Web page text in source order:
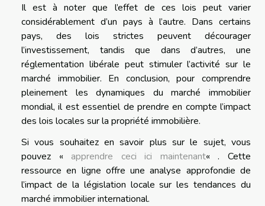
Il est à noter que l’effet de ces lois peut varier
considérablement d’un pays à l’autre. Dans certains
pays, des lois strictes peuvent décourager
l’investissement, tandis que dans d’autres, une
réglementation libérale peut stimuler l’activité sur le
marché immobilier. En conclusion, pour comprendre
pleinement les dynamiques du marché immobilier
mondial, il est essentiel de prendre en compte l’impact
des lois locales sur la propriété immobilière.
Si vous souhaitez en savoir plus sur le sujet, vous
pouvez «apprendre ceci ici maintenant« . Cette
ressource en ligne offre une analyse approfondie de
l’impact de la législation locale sur les tendances du
marché immobilier international.